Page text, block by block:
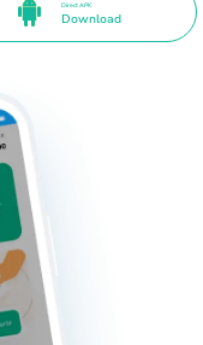
Direct APK
Download